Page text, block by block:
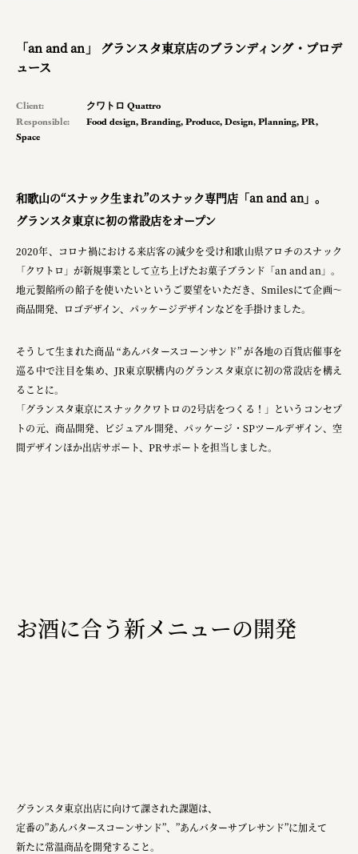
pr
space
Smiles
100本のスプーン
キリンホールディングス株式会社
ソロフレッシュコーヒーシステム株式会社
アトラス化成株式会社
複合的な形式で実施
三國屋善五郎
福山電業株式会社
株式会社ENO.STUDIO
株式会社ドリームプラザ
GOEMON
「an and an」 グランスタ東京店のブランディング・プロデ
ュース
Client:
クワトロ Quattro
Responsible:
Food design,Branding,Produce,Design,Planning,PR,
Space
和歌山の“スナック生まれ”のスナック専門店「an and an」。
グランスタ東京に初の常設店をオープン
2020年、コロナ禍における来店客の減少を受け和歌山県アロチのスナック
「クワトロ」が新規事業として立ち上げたお菓子ブランド「an and an」。
地元製餡所の餡子を使いたいというご要望をいただき、Smilesにて企画〜
商品開発、ロゴデザイン、パッケージデザインなどを手掛けました。
そうして生まれた商品 “あんバタースコーンサンド” が各地の百貨店催事を
巡る中で注目を集め、JR東京駅構内のグランスタ東京に初の常設店を構え
ることに。
「グランスタ東京にスナッククワトロの2号店をつくる！」というコンセプ
トの元、商品開発、ビジュアル開発、パッケージ・SPツールデザイン、空
間デザインほか出店サポート、PRサポートを担当しました。
お酒に合う新メニュー​の開発
グランスタ東京出店に向けて課された課題は、
定番の”あんバタースコーンサンド”、”あんバターサブレサンド”に加えて
新たに常温商品を開発すること。